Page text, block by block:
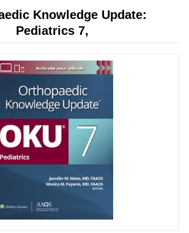
Knowledge Update:
Pediatrics 7,